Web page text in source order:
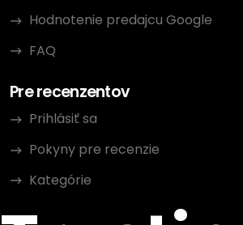
Hodnotenie predajcu Google
FAQ
Pre recenzentov
Prihlásiť sa
Pokyny pre recenzie
Kategórie